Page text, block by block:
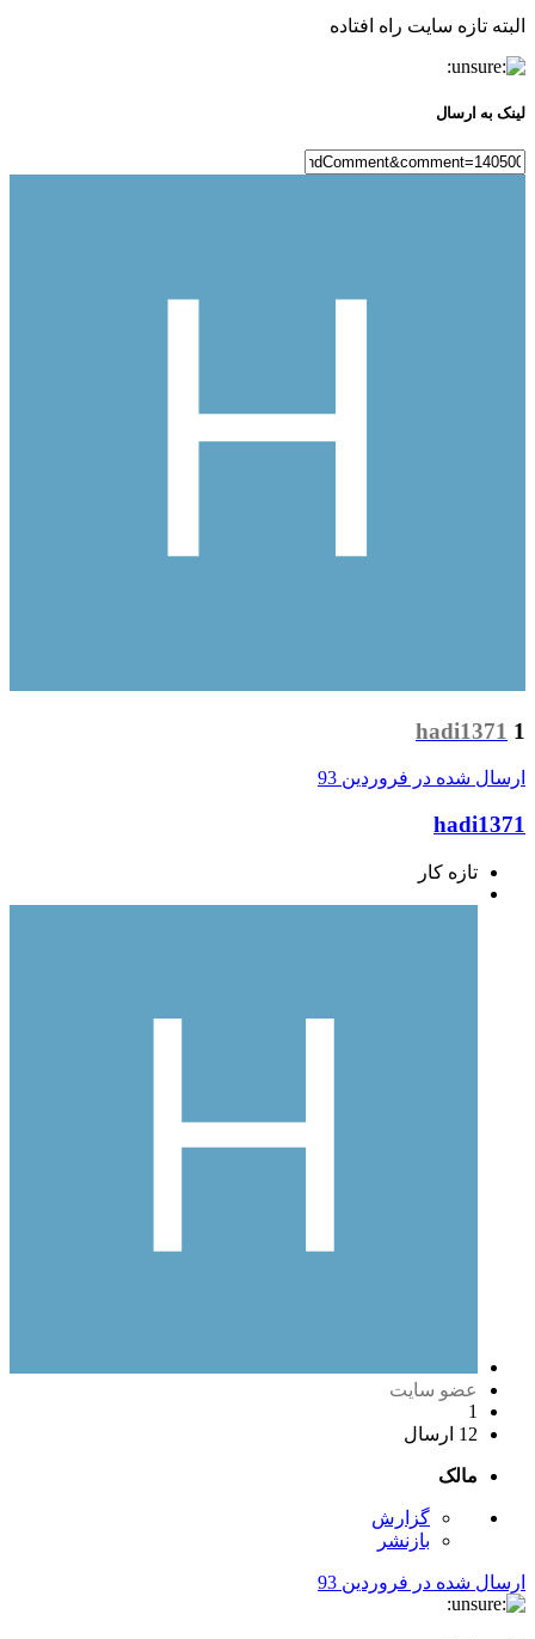
البته تازه سایت راه افتاده
لینک به ارسال
hadi1371 1
ارسال شده در فروردین 93
hadi1371
تازه کار
عضو سایت
1
12 ارسال
مالک
گزارش
بازنشر
ارسال شده در فروردین 93